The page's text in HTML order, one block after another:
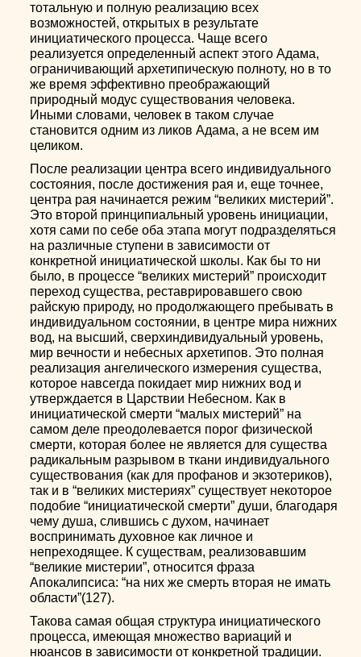
тотальную и полную реализацию всех
возможностей, открытых в результате
инициатического процесса. Чаще всего
реализуется определенный аспект этого Адама,
ограничивающий архетипическую полноту, но в то
же время эффективно преображающий
природный модус существования человека.
Иными словами, человек в таком случае
становится одним из ликов Адама, а не всем им
целиком.
После реализации центра всего индивидуального
состояния, после достижения рая и, еще точнее,
центра рая начинается режим “великих мистерий”.
Это второй принципиальный уровень инициации,
хотя сами по себе оба этапа могут подразделяться
на различные ступени в зависимости от
конкретной инициатической школы. Как бы то ни
было, в процессе “великих мистерий” происходит
переход существа, реставрировавшего свою
райскую природу, но продолжающего пребывать в
индивидуальном состоянии, в центре мира нижних
вод, на высший, сверхиндивидуальный уровень,
мир вечности и небесных архетипов. Это полная
реализация ангелического измерения существа,
которое навсегда покидает мир нижних вод и
утверждается в Царствии Небесном. Как в
инициатической смерти “малых мистерий” на
самом деле преодолевается порог физической
смерти, которая более не является для существа
радикальным разрывом в ткани индивидуального
существования (как для профанов и экзотериков),
так и в “великих мистериях” существует некоторое
подобие “инициатической смерти” души, благодаря
чему душа, слившись с духом, начинает
воспринимать духовное как личное и
непреходящее. К существам, реализовавшим
“великие мистерии”, относится фраза
Апокалипсиса: “на них же смерть вторая не имать
области”(127).
Такова самая общая структура инициатического
процесса, имеющая множество вариаций и
нюансов в зависимости от конкретной традиции.